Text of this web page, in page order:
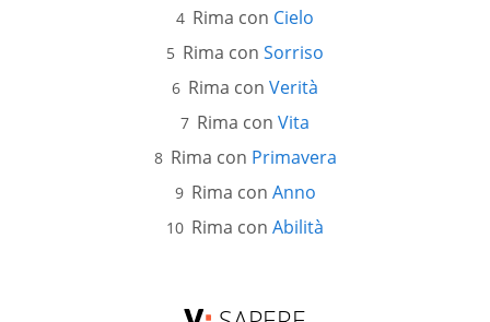
Rima con Cielo
Rima con Sorriso
Rima con Verità
Rima con Vita
Rima con Primavera
Rima con Anno
Rima con Abilità